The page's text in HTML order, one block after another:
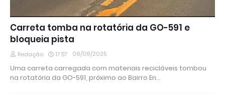
Carreta tomba na rotatória da GO-591 e
bloqueia pista
Redação 17:57 09/09/2025
Uma carreta carregada com materiais recicláveis tombou
na rotatória da GO-591, próximo ao Bairro En…